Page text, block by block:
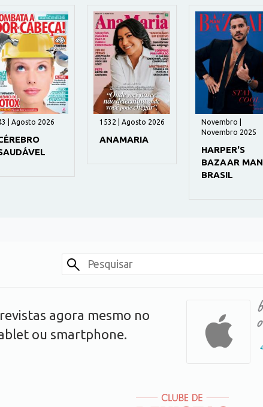
| Agosto 2026 1532 | Agosto 2026
ANAMARIA
Novembro |
Novembro 2025
HARPER'S
BAZAAR MAN
BRASIL
agora mesmo no
ou smartphone.